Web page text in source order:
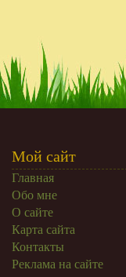
Мой сайт
Главная
Обо мне
О сайте
Карта сайта
Контакты
Реклама на сайте